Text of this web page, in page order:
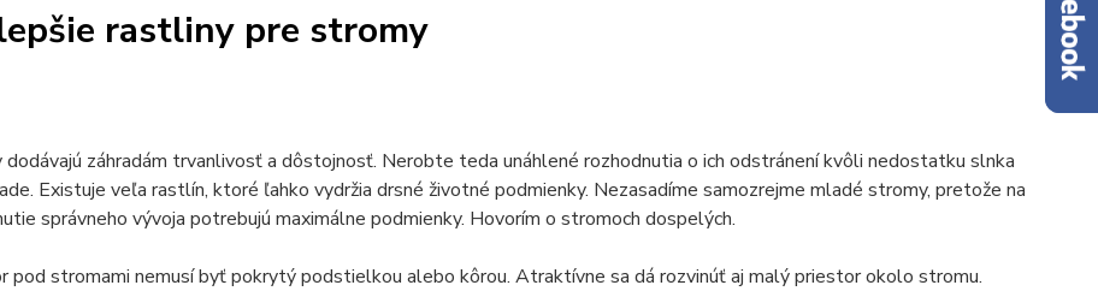
rastliny pre stromy
záhradám trvanlivosť a dôstojnosť. Nerobte teda unáhlené rozhodnutia o ich odstránení kvôli nedostatku slnka
Existuje veľa rastlín, ktoré ľahko vydržia drsné životné podmienky. Nezasadíme samozrejme mladé stromy, pretože na
správneho vývoja potrebujú maximálne podmienky. Hovorím o stromoch dospelých.
pod stromami nemusí byť pokrytý podstielkou alebo kôrou. Atraktívne sa dá rozvinúť aj malý priestor okolo stromu.